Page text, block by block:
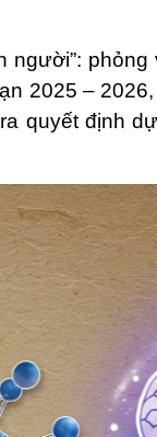
người”:
2025 –
quyết định